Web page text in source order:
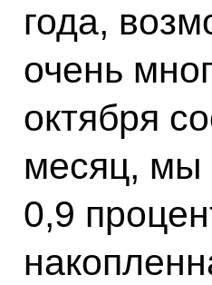
года,
очень
октября
месяц, мы
0,9